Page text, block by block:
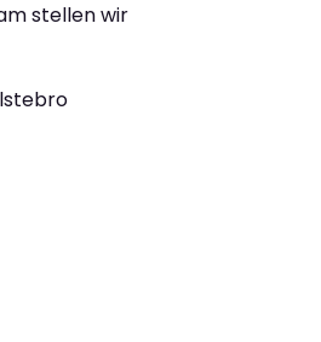
stellen wir